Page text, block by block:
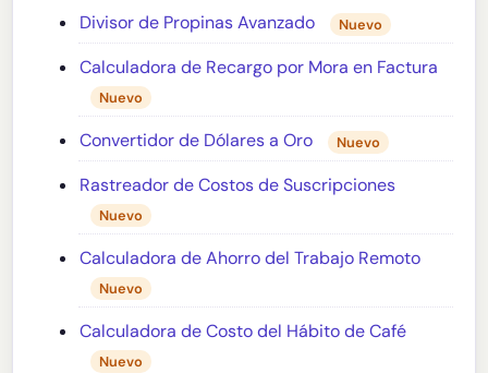
Divisor de Propinas Avanzado Nuevo
Calculadora de Recargo por Mora en Factura
Nuevo
Convertidor de Dólares a Oro Nuevo
Rastreador de Costos de Suscripciones
Nuevo
Calculadora de Ahorro del Trabajo Remoto
Nuevo
Calculadora de Costo del Hábito de Café
Nuevo